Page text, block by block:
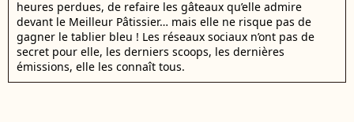
heures perdues, de refaire les gâteaux qu’elle admire
devant le Meilleur Pâtissier… mais elle ne risque pas de
gagner le tablier bleu ! Les réseaux sociaux n’ont pas de
secret pour elle, les derniers scoops, les dernières
émissions, elle les connaît tous.